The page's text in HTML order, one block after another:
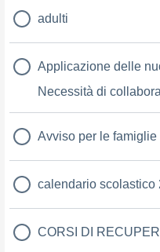
adulti
Applicazione delle
Necessità di
Avviso per le
calendario scolastico
CORSI DI